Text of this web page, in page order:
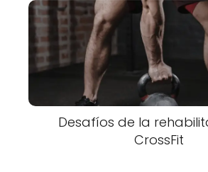
Desafíos de la
CrossFit